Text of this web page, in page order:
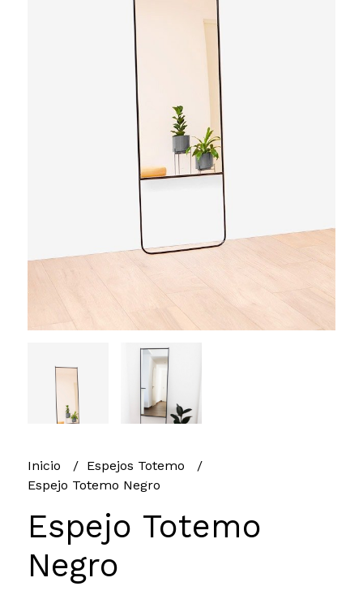
Inicio
Espejos Totemo
Espejo Totemo Negro
Espejo Totemo
Negro